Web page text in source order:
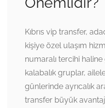
Kıbrıs vip transfer,
kişiye özel ulaşım
numaralı tercihi
kalabalık gruplar,
günlerinde ayrıcalık
transfer büyük